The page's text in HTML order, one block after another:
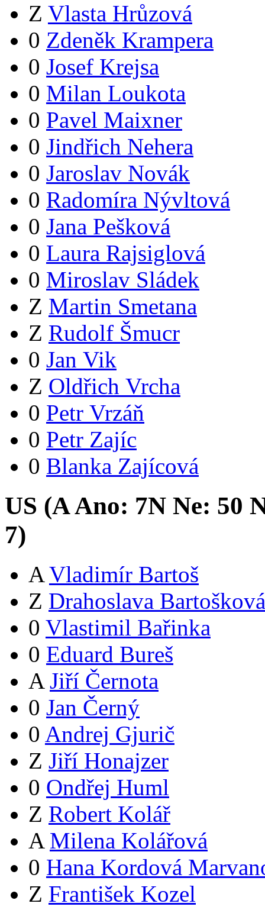
Z Vlasta Hrůzová
0 Zdeněk Krampera
0 Josef Krejsa
0 Milan Loukota
0 Pavel Maixner
0 Jindřich Nehera
0 Jaroslav Novák
0 Radomíra Nývltová
0 Jana Pešková
0 Laura Rajsiglová
0 Miroslav Sládek
Z Martin Smetana
Z Rudolf Šmucr
0 Jan Vik
Z Oldřich Vrcha
0 Petr Vrzáň
0 Petr Zajíc
0 Blanka Zajícová
US (AAno: 7N Ne: 50
7)
A Vladimír Bartoš
Z Drahoslava Bartošková
0 Vlastimil Bařinka
0 Eduard Bureš
A Jiří Černota
0 Jan Černý
0 Andrej Gjurič
Z Jiří Honajzer
0 Ondřej Huml
Z Robert Kolář
A Milena Kolářová
0 Hana Kordová
Z František Kozel